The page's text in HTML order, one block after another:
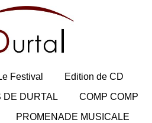
Festival
Edition de CD
DE DURTAL
COMP COMP
PROMENADE MUSICALE